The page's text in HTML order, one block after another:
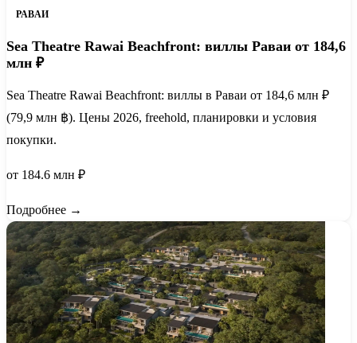
РАВАИ
Sea Theatre Rawai Beachfront: виллы Раваи от 184,6
млн ₽
Sea Theatre Rawai Beachfront: виллы в Раваи от 184,6 млн ₽
(79,9 млн ฿). Цены 2026, freehold, планировки и условия
покупки.
от 184.6 млн ₽
Подробнее →